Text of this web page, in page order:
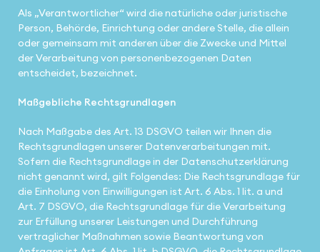
Als „Verantwortlicher“ wird die natürliche oder juristische
Person, Behörde, Einrichtung oder andere Stelle, die allein
oder gemeinsam mit anderen über die Zwecke und Mittel
der Verarbeitung von personenbezogenen Daten
entscheidet, bezeichnet.
Maßgebliche Rechtsgrundlagen
Nach Maßgabe des Art. 13 DSGVO teilen wir Ihnen die
Rechtsgrundlagen unserer Datenverarbeitungen mit.
Sofern die Rechtsgrundlage in der Datenschutzerklärung
nicht genannt wird, gilt Folgendes: Die Rechtsgrundlage für
die Einholung von Einwilligungen ist Art. 6 Abs. 1 lit. a und
Art. 7 DSGVO, die Rechtsgrundlage für die Verarbeitung
zur Erfüllung unserer Leistungen und Durchführung
vertraglicher Maßnahmen sowie Beantwortung von